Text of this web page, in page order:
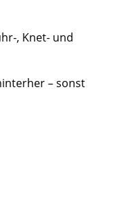
, Knet- und
– sonst